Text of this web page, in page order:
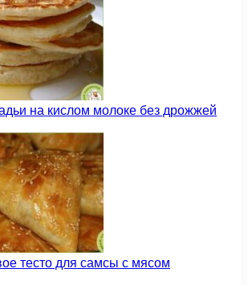
на кислом молоке без дрожжей
тесто для самсы с мясом